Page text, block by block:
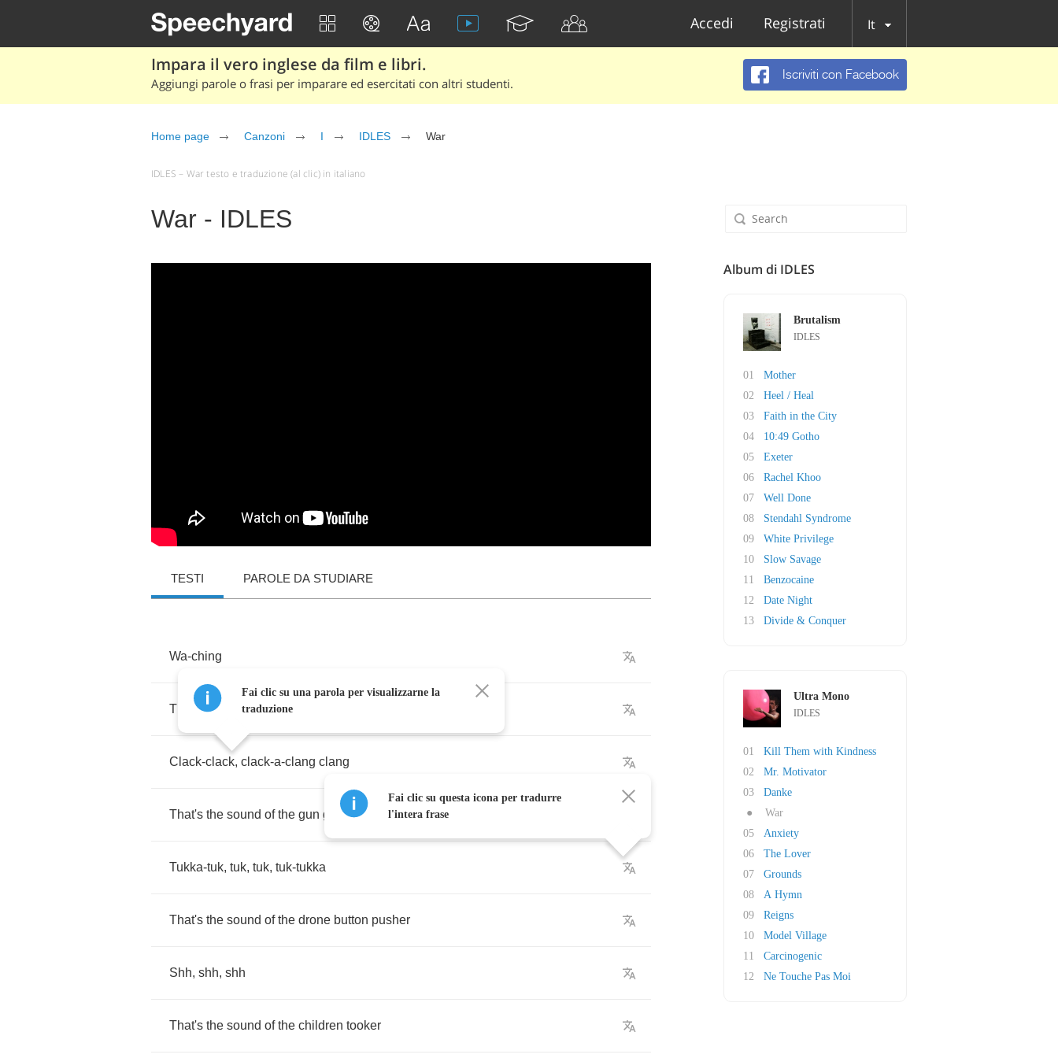
Accedi Registrati It
Impara il vero inglese da film e libri.
Aggiungi parole o frasi per imparare ed esercitati con altri studenti.
Iscriviti con Facebook
Home page Canzoni I IDLES War
IDLES – War testo e traduzione (al clic) in italiano
War - IDLES
TESTI PAROLE DA STUDIARE
Wa-ching
That's the sound of the
Clack-clack, clack-a-clang clang
That's the sound of the gun goin' bang bang
Tukka-tuk, tuk, tuk, tuk-tukka
That's the sound of the drone button pusher
Shh, shh, shh
That's the sound of the children tooker
Fai clic su una parola per visualizzarne la
traduzione
Fai clic su questa icona per tradurre
l'intera frase
Album di IDLES
Brutalism
IDLES
01
Mother
02
Heel / Heal
03
Faith in the City
04
10:49 Gotho
05
Exeter
06
Rachel Khoo
07
Well Done
08
Stendahl Syndrome
09
White Privilege
10
Slow Savage
11
Benzocaine
12
Date Night
13
Divide & Conquer
Ultra Mono
IDLES
01
Kill Them with Kindness
02
Mr. Motivator
03
Danke
●
War
05
Anxiety
06
The Lover
07
Grounds
08
A Hymn
09
Reigns
10
Model Village
11
Carcinogenic
12
Ne Touche Pas Moi